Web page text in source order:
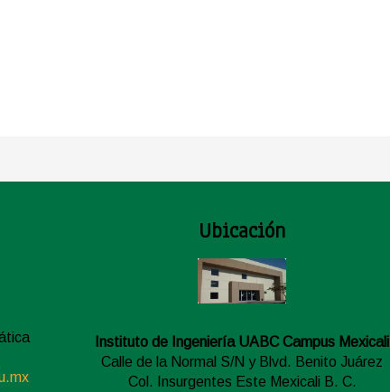
Ubicación
Instituto de Ingeniería UABC Campus Mexicali
Calle de la Normal S/N y Blvd. Benito Juárez
Col. Insurgentes Este Mexicali B. C.